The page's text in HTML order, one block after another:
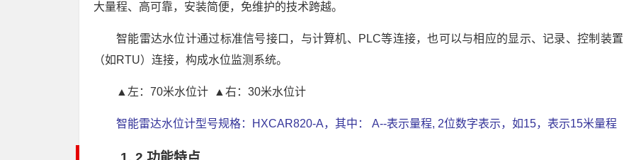
大量程、高可靠，安装简便，免维护的技术跨越。
智能雷达水位计通过标准信号接口，与计算机、PLC等连接，也可以与相应的显示、记录、控制装置
（如RTU）连接，构成水位监测系统。
▲左：70米水位计 ▲右：30米水位计
智能雷达水位计型号规格：HXCAR820-A，其中： A--表示量程, 2位数字表示，如15，表示15米量程